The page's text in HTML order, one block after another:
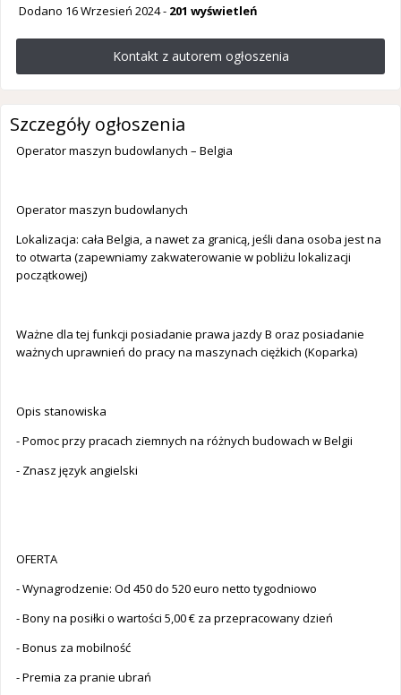
Dodano 16 Wrzesień 2024- 201 wyświetleń
Kontakt z autorem ogłoszenia
Szczegóły ogłoszenia
Operator maszyn budowlanych – Belgia
Operator maszyn budowlanych
Lokalizacja: cała Belgia, a nawet za granicą, jeśli dana osoba jest na
to otwarta (zapewniamy zakwaterowanie w pobliżu lokalizacji
początkowej)
Ważne dla tej funkcji posiadanie prawa jazdy B oraz posiadanie
ważnych uprawnień do pracy na maszynach ciężkich (Koparka)
Opis stanowiska
- Pomoc przy pracach ziemnych na różnych budowach w Belgii
- Znasz język angielski
OFERTA
- Wynagrodzenie: Od 450 do 520 euro netto tygodniowo
- Bony na posiłki o wartości 5,00 € za przepracowany dzień
- Bonus za mobilność
- Premia za pranie ubrań